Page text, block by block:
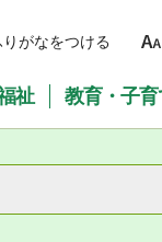
りがなをつける
祉 教育・子育